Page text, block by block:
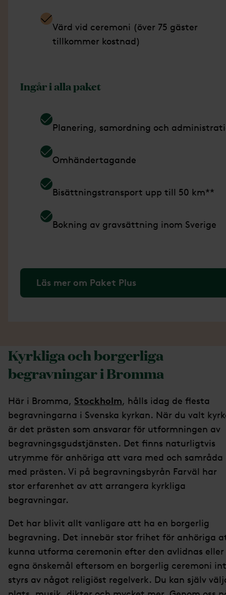
Värd vid ceremoni (över 75 gäster
tillkommer kostnad)
Ingår i alla paket
Planering, samordning och
Omhändertagande
Bisättningstransport upp till 50 km**
Bokning av gravsättning inom Sverige
Läs mer om Paket Plus
Kyrkliga och borgerliga
begravningar i Bromma
Här i Bromma, Stockholm, hålls idag de flesta
begravningarna i Svenska kyrkan. När du valt
är det prästen som ansvarar för utformningen av
begravningsgudstjänsten. Det finns naturligtvis
utrymme för anhöriga att vara med och samråda
med prästen. Vi på begravningsbyrån Farväl har
stor erfarenhet av att arrangera kyrkliga
begravningar.
Det har blivit allt vanligare att ha en borgerlig
begravning. Det innebär stor frihet för anhöriga
kunna utforma ceremonin efter den avlidnas eller
egna önskemål eftersom en borgerlig ceremoni
styrs av något religiöst regelverk. Du kan själv